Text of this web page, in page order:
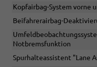
Kopfairbag-System vorne
Beifahrerairbag-
Notbremsfunktion
Spurhalteassistent "Lane